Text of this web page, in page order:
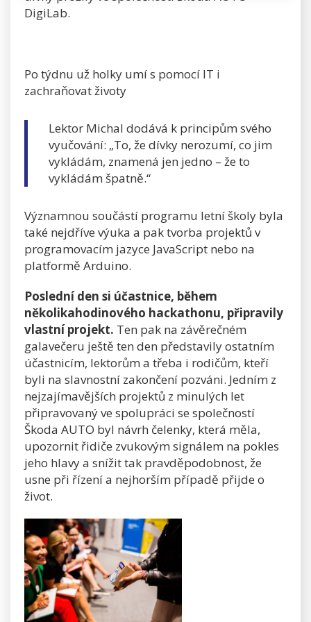
DigiLab.
Po týdnu už holky umí s pomocí IT i
zachraňovat životy
Lektor Michal dodává k principům svého
vyučování: „To, že dívky nerozumí, co jim
vykládám, znamená jen jedno – že to
vykládám špatně.“
Významnou součástí programu letní školy byla
také nejdříve výuka a pak tvorba projektů v
programovacím jazyce JavaScript nebo na
platformě Arduino.
Poslední den si účastnice, během
několikahodinového hackathonu, připravily
vlastní projekt. Ten pak na závěrečném
galavečeru ještě ten den představily ostatním
účastnicím, lektorům a třeba i rodičům, kteří
byli na slavnostní zakončení pozváni. Jedním z
nejzajímavějších projektů z minulých let
připravovaný ve spolupráci se společností
Škoda AUTO byl návrh čelenky, která měla,
upozornit řidiče zvukovým signálem na pokles
jeho hlavy a snížit tak pravděpodobnost, že
usne při řízení a nejhorším případě přijde o
život.